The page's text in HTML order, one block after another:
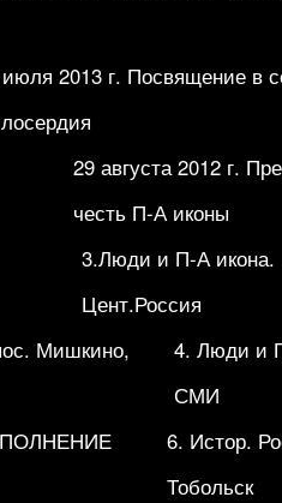
2013 г. Посвящение в
29 августа 2012 г.
честь П-А иконы
3.Люди и П-А икона.
Цент.Россия
Мишкино,
4. Люди и
СМИ
6. Истор.
Тобольск